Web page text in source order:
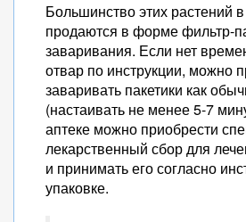
Большинство этих растений
продаются в форме фильтр-
заваривания. Если нет
отвар по инструкции, можно
заваривать пакетики как
(настаивать не менее 5-7
аптеке можно приобрести
лекарственный сбор для
и принимать его согласно
упаковке.